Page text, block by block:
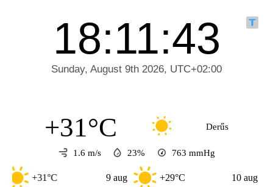
+31°C Derűs
1.6 m/s 23% 763 mmHg
+31°C +29°C